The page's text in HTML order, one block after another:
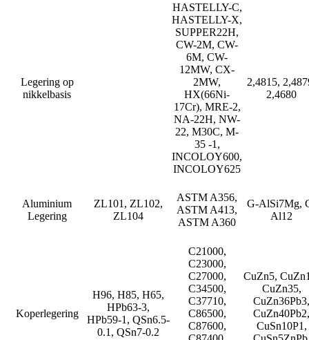
Legering op
nikkelbasis
HASTELLY-C,
HASTELLY-X,
SUPPER22H,
CW-2M, CW-
6M, CW-
12MW, CX-
2MW,
HX(66Ni-
17Cr), MRE-2,
NA-22H, NW-
22, M30C, M-
35 -1,
INCOLOY600,
INCOLOY625
2,4815,
2,4680
Aluminium
Legering
ZL101, ZL102,
ZL104
ASTM A356,
ASTM A413,
ASTM A360
G-AlSi7Mg,
Al12
Koperlegering
H96, H85, H65,
HPb63-3,
HPb59-1, QSn6.5-
0.1, QSn7-0.2
C21000,
C23000,
C27000,
C34500,
C37710,
C86500,
C87600,
CuZn5,
CuZn35,
CuZn36Pb3,
CuZn40Pb2,
CuSn10P1,